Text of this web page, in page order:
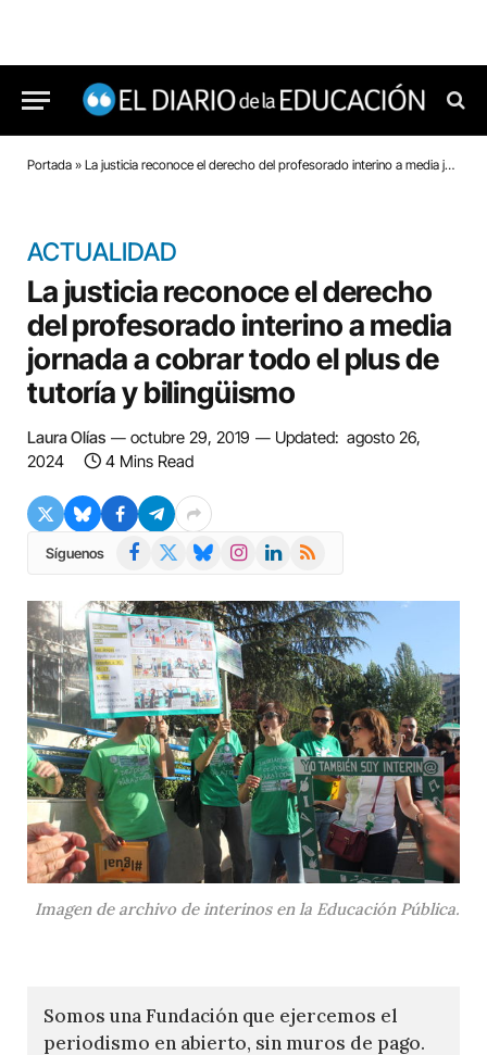
Portada » La justicia reconoce el derecho del profesorado interino a media jornada a cobrar todo el plus de tutoría y bilingüismo
ACTUALIDAD
La justicia reconoce el derecho
del profesorado interino a media
jornada a cobrar todo el plus de
tutoría y bilingüismo
Laura Olías octubre 29, 2019 Updated: agosto 26,
2024
4 Mins Read
Síguenos Facebook BlueskyInstagramLinkedIn
RSS
Imagen de archivo de interinos en la Educación Pública.
Somos una Fundación que ejercemos el
periodismo en abierto, sin muros de pago.